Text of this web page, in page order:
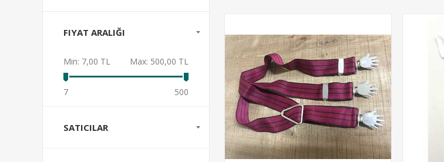
FIYAT ARALIĞI
Min: 7,00 TL Max: 500,00 TL
7 500
SATICILAR